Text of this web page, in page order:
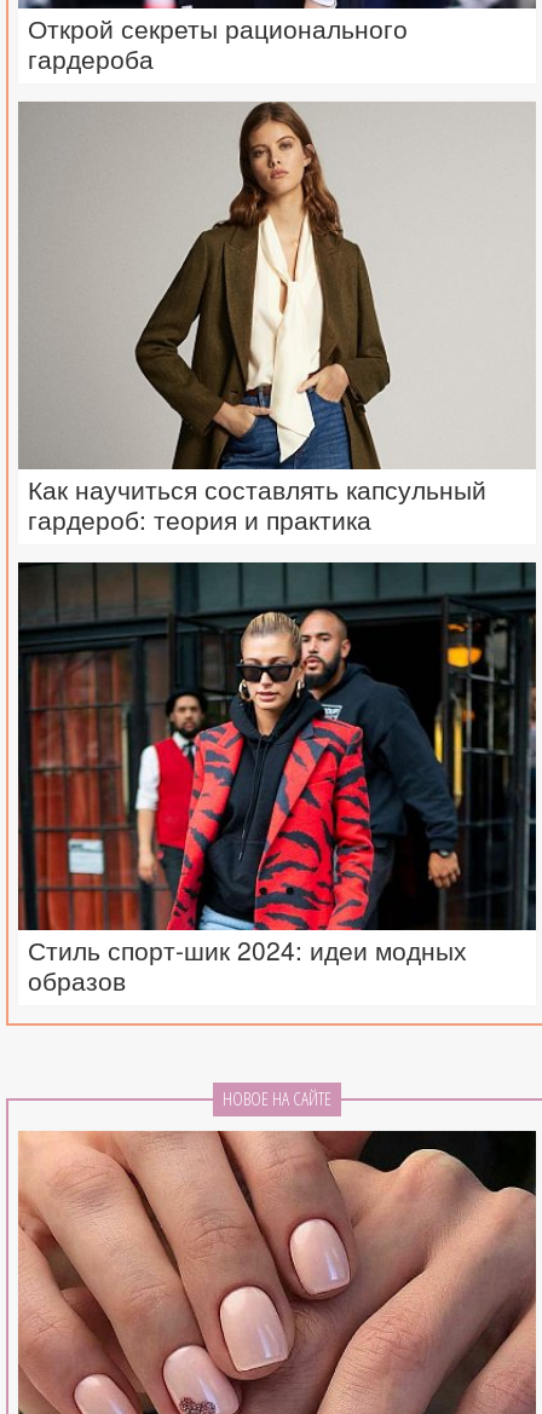
Открой секреты рационального
гардероба
Как научиться составлять капсульный
гардероб: теория и практика
Стиль спорт-шик 2024: идеи модных
образов
НОВОЕ НА САЙТЕ